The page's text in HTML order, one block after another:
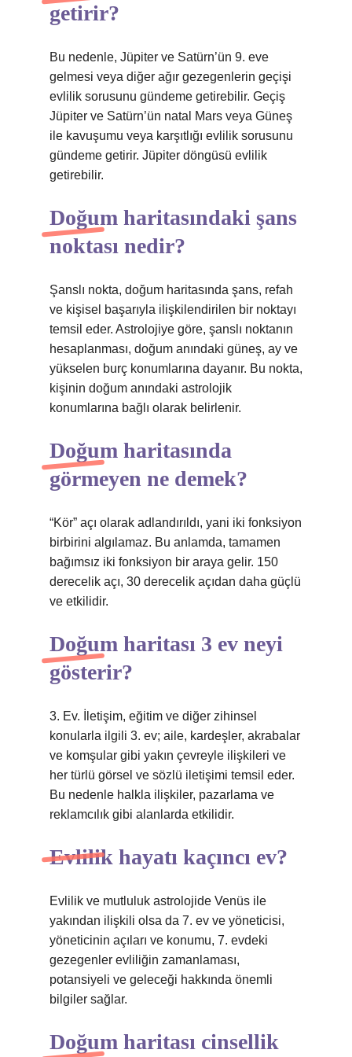
getirir?
Bu nedenle, Jüpiter ve Satürn’ün 9. eve
gelmesi veya diğer ağır gezegenlerin geçişi
evlilik sorusunu gündeme getirebilir. Geçiş
Jüpiter ve Satürn’ün natal Mars veya Güneş
ile kavuşumu veya karşıtlığı evlilik sorusunu
gündeme getirir. Jüpiter döngüsü evlilik
getirebilir.
Doğum haritasındaki şans
noktası nedir?
Şanslı nokta, doğum haritasında şans, refah
ve kişisel başarıyla ilişkilendirilen bir noktayı
temsil eder. Astrolojiye göre, şanslı noktanın
hesaplanması, doğum anındaki güneş, ay ve
yükselen burç konumlarına dayanır. Bu nokta,
kişinin doğum anındaki astrolojik
konumlarına bağlı olarak belirlenir.
Doğum haritasında
görmeyen ne demek?
“Kör” açı olarak adlandırıldı, yani iki fonksiyon
birbirini algılamaz. Bu anlamda, tamamen
bağımsız iki fonksiyon bir araya gelir. 150
derecelik açı, 30 derecelik açıdan daha güçlü
ve etkilidir.
Doğum haritası 3 ev neyi
gösterir?
3. Ev. İletişim, eğitim ve diğer zihinsel
konularla ilgili 3. ev; aile, kardeşler, akrabalar
ve komşular gibi yakın çevreyle ilişkileri ve
her türlü görsel ve sözlü iletişimi temsil eder.
Bu nedenle halkla ilişkiler, pazarlama ve
reklamcılık gibi alanlarda etkilidir.
Evlilik hayatı kaçıncı ev?
Evlilik ve mutluluk astrolojide Venüs ile
yakından ilişkili olsa da 7. ev ve yöneticisi,
yöneticinin açıları ve konumu, 7. evdeki
gezegenler evliliğin zamanlaması,
potansiyeli ve geleceği hakkında önemli
bilgiler sağlar.
Doğum haritası cinsellik